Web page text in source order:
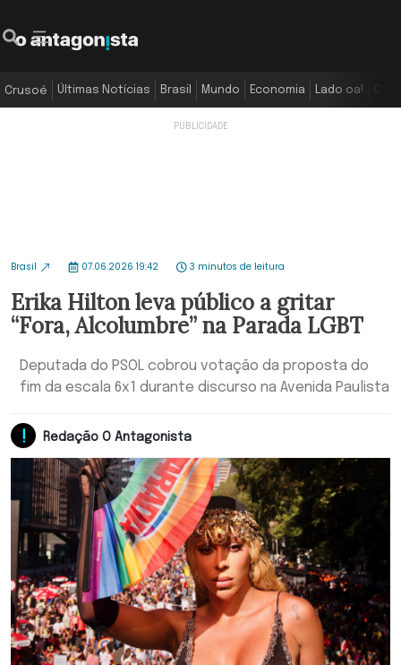
Crusoé Últimas Notícias Brasil Mundo Economia Lado oa!
Brasil 07.06.2026 19:42 3 minutos de leitura
Erika Hilton leva público a gritar
“Fora, Alcolumbre” na Parada LGBT
Deputada do PSOL cobrou votação da proposta do
fim da escala 6x1 durante discurso na Avenida Paulista
Redação O Antagonista